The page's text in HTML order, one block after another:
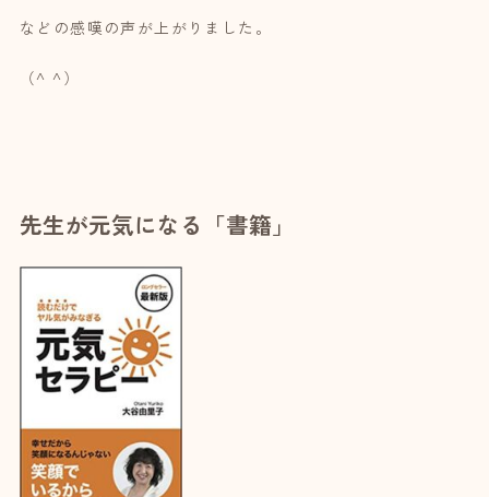
などの感嘆の声が上がりました。
（^ ^）
先生が元気になる「書籍」